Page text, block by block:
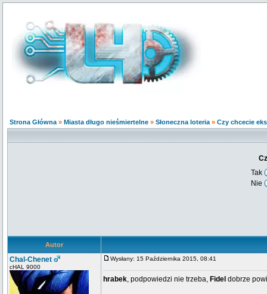
Strona Główna » Miasta długo nieśmiertelne » Słoneczna loteria » Czy chcecie
Tak
Nie
Autor
Chal-Chenet
cHAL 9000
Wysłany: 15 Października 2015, 08:41
hrabek, podpowiedzi nie trzeba, Fidel dobrze